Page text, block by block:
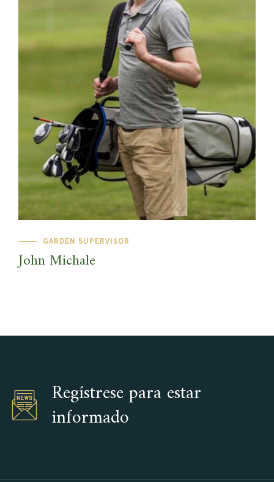
GARDEN SUPERVISOR
John Michale
Regístrese para estar
informado